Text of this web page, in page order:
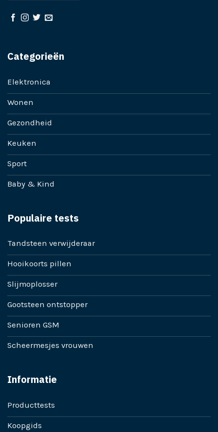
Categorieën
Elektronica
Wonen
Gezondheid
Keuken
Sport
Baby & Kind
Populaire tests
Tandsteen verwijderaar
Hooikoorts pillen
Slijmoplosser
Gootsteen ontstopper
Senioren GSM
Scheermesjes vrouwen
Informatie
Producttests
Koopgids